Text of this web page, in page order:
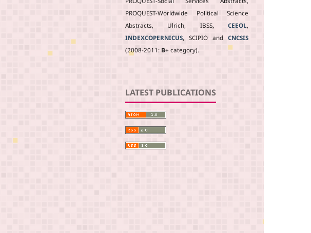
PROQUEST-Worldwide Political Science
Abstracts, Ulrich, IBSS,CEEOL,
INDEXCOPERNICUS, SCIPIO and CNCSIS
(2008-2011: B+ category).
LATEST PUBLICATIONS